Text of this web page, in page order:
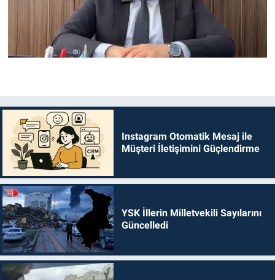
Instagram Otomatik Mesaj ile
Müşteri İletişimini Güçlendirme
YSK İllerin Milletvekili Sayılarını
Güncelledi